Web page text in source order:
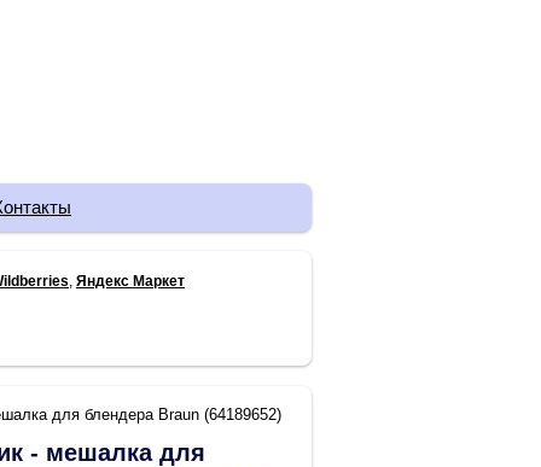
Яндекс Маркет
для блендера Braun (64189652)
- мешалка для